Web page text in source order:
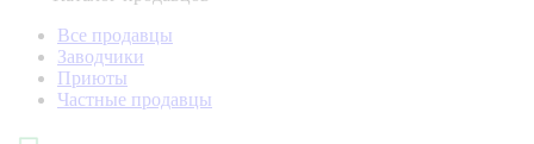
Все продавцы
Заводчики
Приюты
Частные продавцы